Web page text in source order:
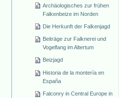
Archäologisches zur frühen
Falkenbeize im Norden
Die Herkunft der Falkenjagd
Beiträge zur Falknerei und
Vogelfang im Altertum
Beizjagd
Historia de la montería en
España
Falconry in Central Europe in